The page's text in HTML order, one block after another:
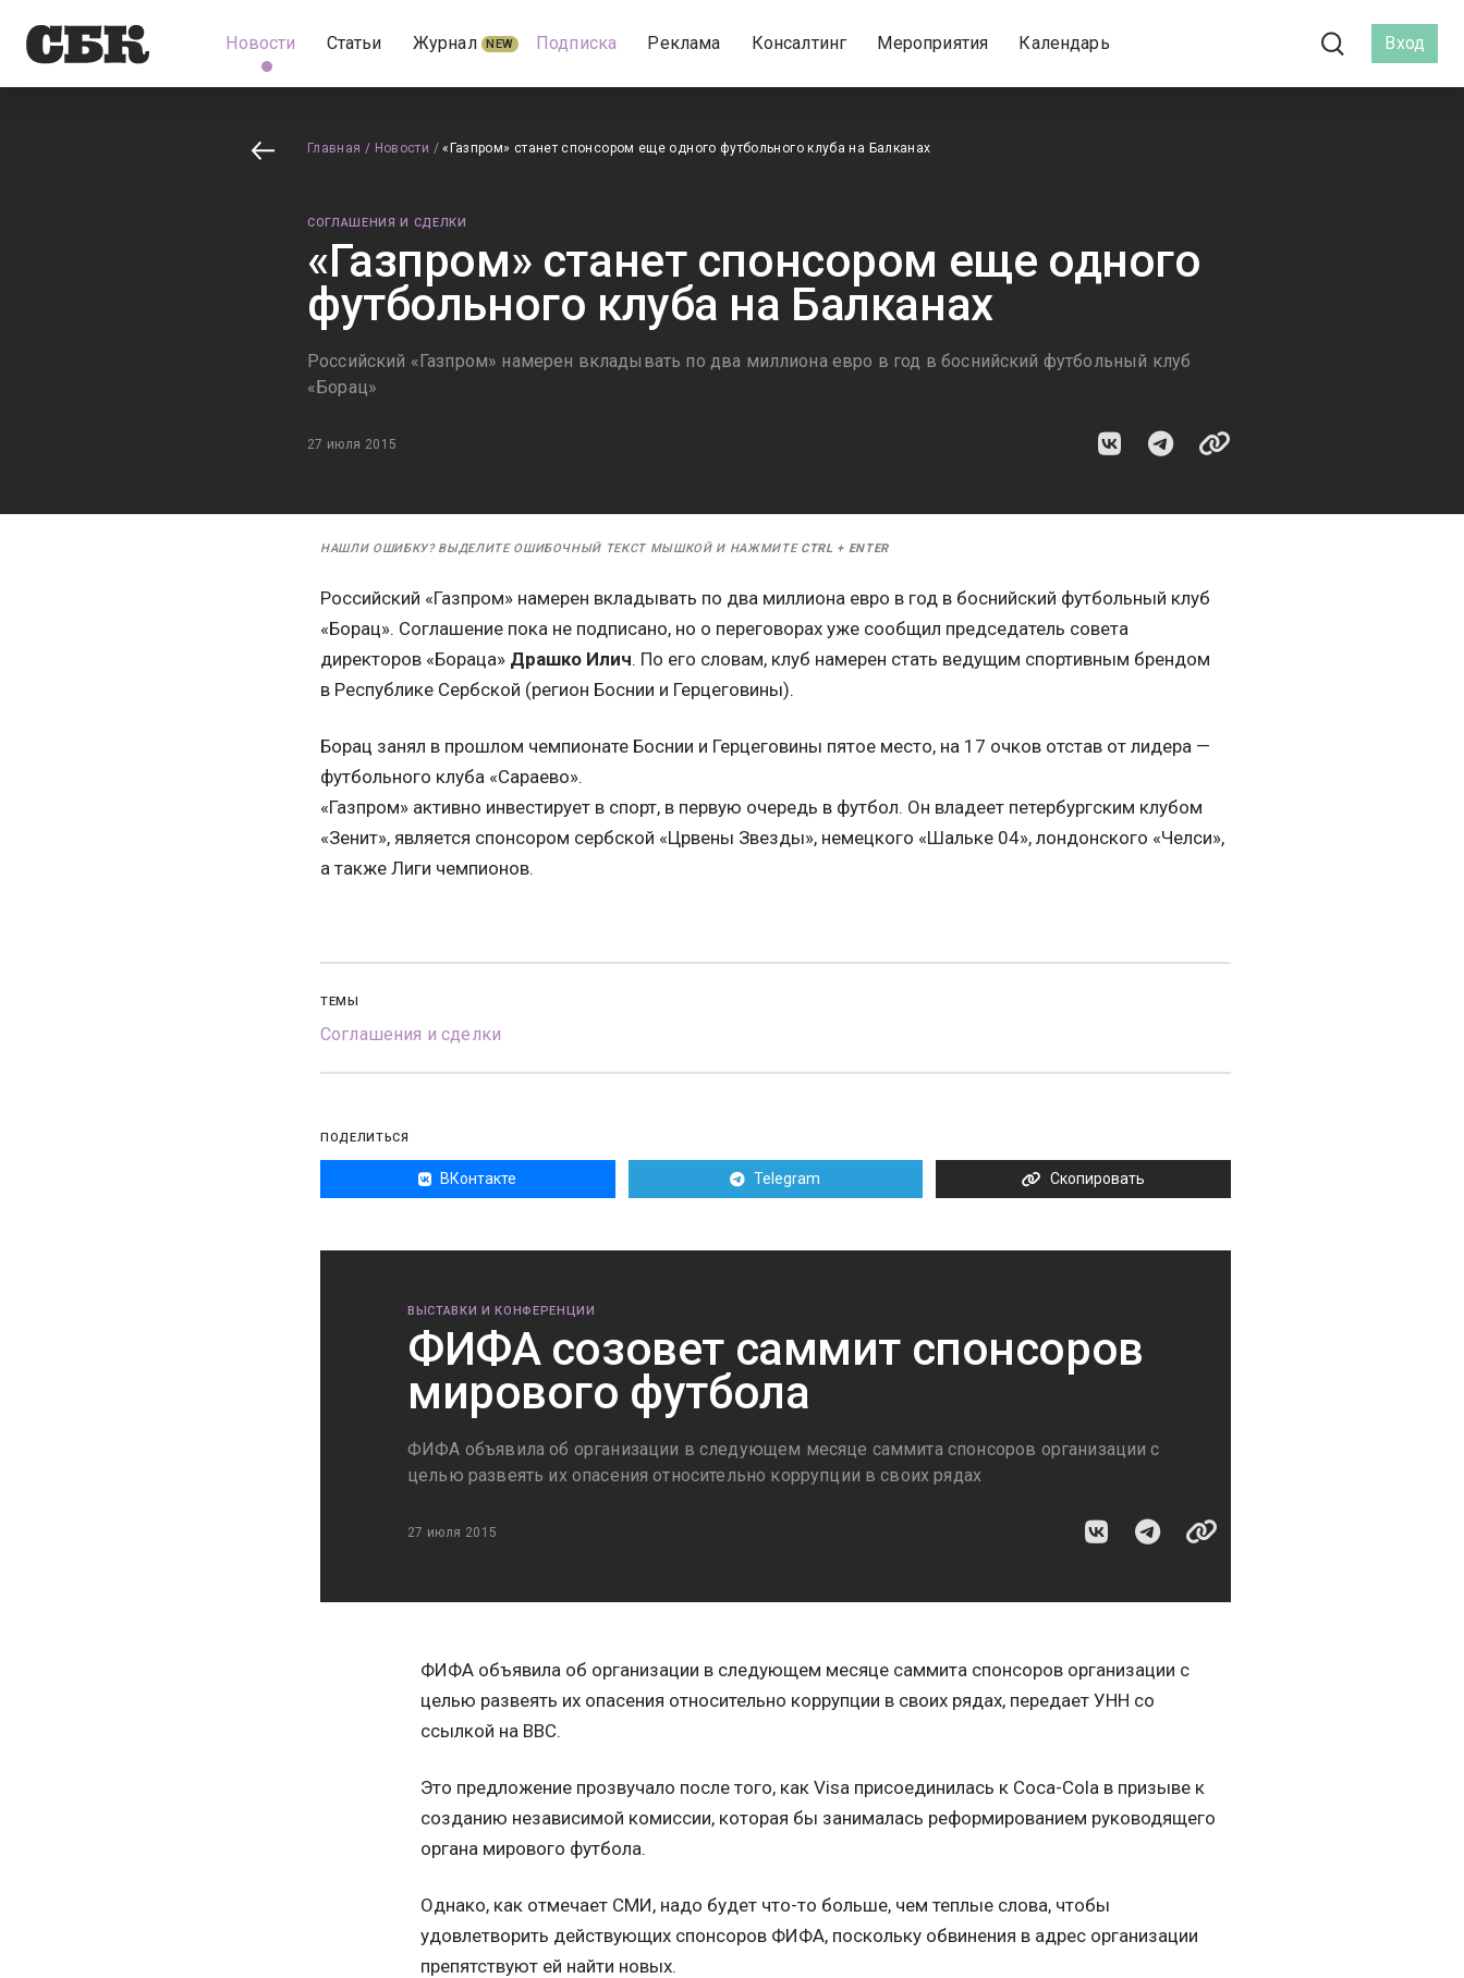
Новости Статьи Журнал NEW Подписка Реклама Консалтинг Мероприятия Календарь Вход
Главная / Новости / «Газпром» станет спонсором еще одного футбольного клуба на Балканах
СОГЛАШЕНИЯ И СДЕЛКИ
«Газпром» станет спонсором еще одного
футбольного клуба на Балканах
Российский «Газпром» намерен вкладывать по два миллиона евро в год в боснийский футбольный клуб
«Борац»
27 июля 2015
НАШЛИ ОШИБКУ? ВЫДЕЛИТЕ ОШИБОЧНЫЙ ТЕКСТ МЫШКОЙ И НАЖМИТЕ CTRL + ENTER
Российский «Газпром» намерен вкладывать по два миллиона евро в год в боснийский футбольный клуб
«Борац». Соглашение пока не подписано, но о переговорах уже сообщил председатель совета
директоров «Бораца» Драшко Илич. По его словам, клуб намерен стать ведущим спортивным брендом
в Республике Сербской (регион Боснии и Герцеговины).
Борац занял в прошлом чемпионате Боснии и Герцеговины пятое место, на 17 очков отстав от лидера —
футбольного клуба «Сараево».
«Газпром» активно инвестирует в спорт, в первую очередь в футбол. Он владеет петербургским клубом
«Зенит», является спонсором сербской «Црвены Звезды», немецкого «Шальке 04», лондонского «Челси»,
а также Лиги чемпионов.
ТЕМЫ
Соглашения и сделки
ПОДЕЛИТЬСЯ
ВКонтакте Telegram Скопировать
ВЫСТАВКИ И КОНФЕРЕНЦИИ
ФИФА созовет саммит спонсоров
мирового футбола
ФИФА объявила об организации в следующем месяце саммита спонсоров организации с
целью развеять их опасения относительно коррупции в своих рядах
27 июля 2015
ФИФА объявила об организации в следующем месяце саммита спонсоров организации с
целью развеять их опасения относительно коррупции в своих рядах, передает УНН со
ссылкой на ВВС.
Это предложение прозвучало после того, как Visa присоединилась к Coca-Cola в призыве к
созданию независимой комиссии, которая бы занималась реформированием руководящего
органа мирового футбола.
Однако, как отмечает СМИ, надо будет что-то больше, чем теплые слова, чтобы
удовлетворить действующих спонсоров ФИФА, поскольку обвинения в адрес организации
препятствуют ей найти новых.